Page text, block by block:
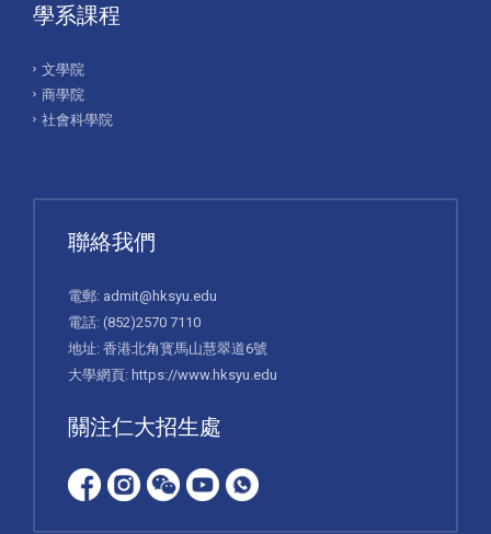
學系課程
文學院
商學院
社會科學院
聯絡我們
電郵: admit@hksyu.edu
電話: (852)2570 7110
地址: 香港北角寳馬山慧翠道6號
大學網頁: https://www.hksyu.edu
關注仁大招生處